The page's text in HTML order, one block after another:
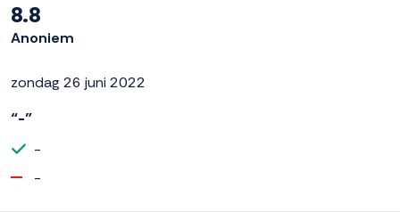
8.8
Anoniem
zondag 26 juni 2022
“-”
-
-